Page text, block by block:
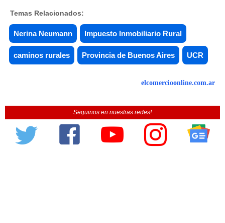
Temas Relacionados:
Nerina Neumann Impuesto Inmobiliario Rural
caminos rurales Provincia de Buenos Aires UCR
elcomercioonline.com.ar
Seguinos en nuestras redes!